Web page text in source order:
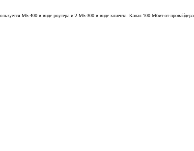
М5-400 в виде роутера и 2 М5-300 в виде клиента. Канал 100 Мбит от провайдера.